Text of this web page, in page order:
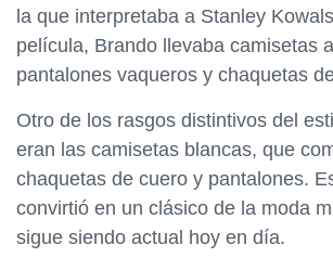
la que interpretaba a Stanley
película, Brando llevaba camisetas
pantalones vaqueros y chaquetas
Otro de los rasgos distintivos del
eran las camisetas blancas, que
chaquetas de cuero y pantalones.
convirtió en un clásico de la moda
sigue siendo actual hoy en día.